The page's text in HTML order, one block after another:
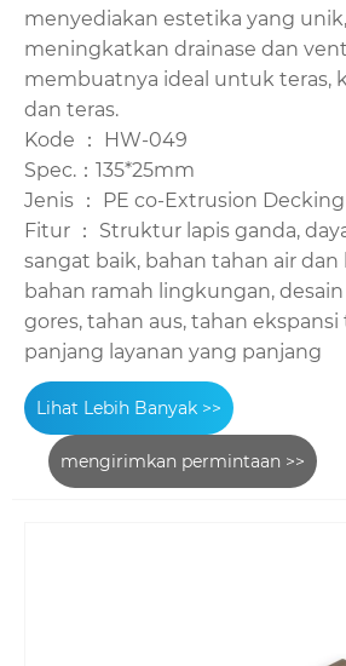
menyediakan estetika yang
meningkatkan drainase dan
membuatnya ideal untuk teras,
dan teras.
Kode ： HW-049
Spec.：135*25mm
Jenis ： PE co-Extrusion Decking
Fitur ： Struktur lapis ganda,
sangat baik, bahan tahan air
bahan ramah lingkungan,
gores, tahan aus, tahan
panjang layanan yang panjang
Lihat Lebih Banyak >>
mengirimkan permintaan >>